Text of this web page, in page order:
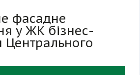
фасадне
у ЖК бізнес-
Центрального